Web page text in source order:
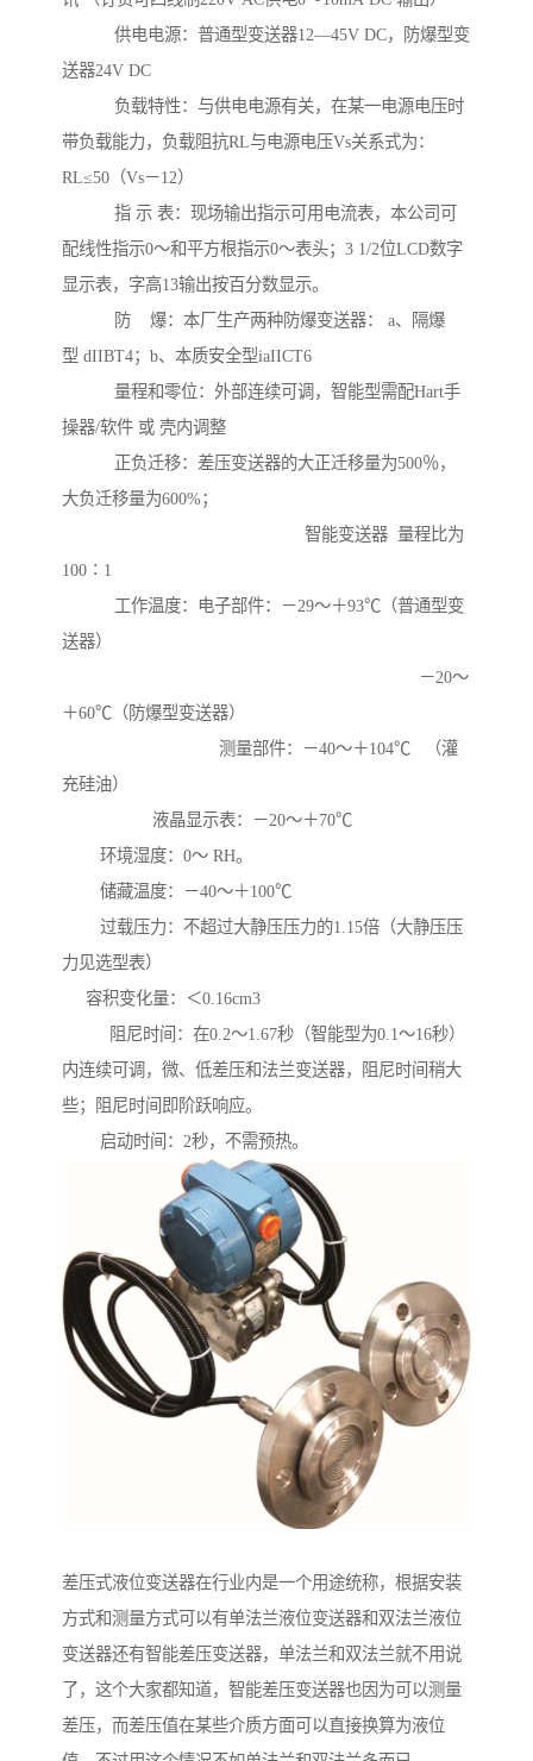
供电电源：普通型变送器12—45V DC，防爆型变
送器24V DC
负载特性：与供电电源有关，在某一电源电压时
带负载能力，负载阻抗RL与电源电压Vs关系式为：
RL≤50（Vs－12）
指 示 表：现场输出指示可用电流表，本公司可
配线性指示0～和平方根指示0～表头；3 1/2位LCD数字
显示表，字高13输出按百分数显示。
防 爆：本厂生产两种防爆变送器： a、隔爆
型 dIIBT4；b、本质安全型iaIICT6
量程和零位：外部连续可调，智能型需配Hart手
操器/软件 或 壳内调整
正负迁移：差压变送器的大正迁移量为500％，
大负迁移量为600%；
智能变送器 量程比为
100∶1
工作温度：电子部件：－29～＋93℃（普通型变
送器）
－20～
＋60℃（防爆型变送器）
测量部件：－40～＋104℃ （灌
充硅油）
液晶显示表：－20～＋70℃
环境湿度：0～ RH。
储藏温度：－40～＋100℃
过载压力：不超过大静压压力的1.15倍（大静压压
力见选型表）
容积变化量：＜0.16cm3
阻尼时间：在0.2～1.67秒（智能型为0.1～16秒）
内连续可调，微、低差压和法兰变送器，阻尼时间稍大
些；阻尼时间即阶跃响应。
启动时间：2秒，不需预热。
差压式液位变送器在行业内是一个用途统称，根据安装
方式和测量方式可以有单法兰液位变送器和双法兰液位
变送器还有智能差压变送器，单法兰和双法兰就不用说
了，这个大家都知道，智能差压变送器也因为可以测量
差压，而差压值在某些介质方面可以直接换算为液位